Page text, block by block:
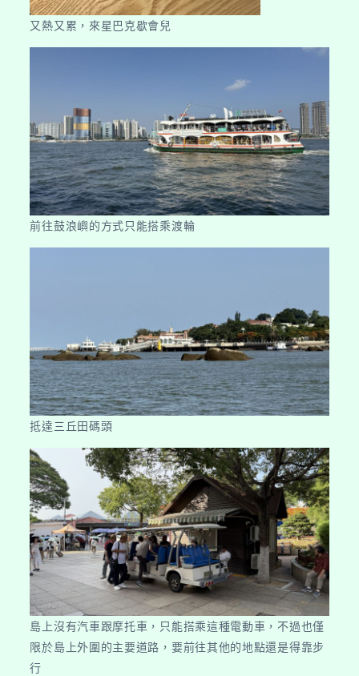
又熱又累，來星巴克歇會兒
前往鼓浪嶼的方式只能搭乘渡輪
抵達三丘田碼頭
島上沒有汽車跟摩托車，只能搭乘這種電動車，不過也僅
限於島上外圍的主要道路，要前往其他的地點還是得靠步
行